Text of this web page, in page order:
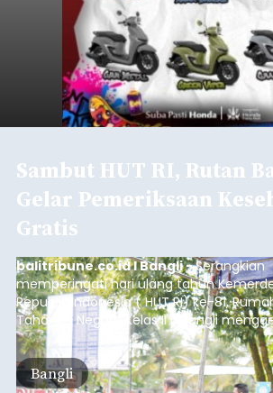
Sambut HUT RI, Rutan
Gelar Pemeriksaan
Gratis
balitribune.co.id I Bangli -Serangkian
memperingati hari ulang tahun
Republik Indonesia ( HUT RI) ke-81,
Tahanan Negara Kelas II B Bangli
kegiatan pemeriksaan kesehatan gratis,
(6/8/2026).
Bangli